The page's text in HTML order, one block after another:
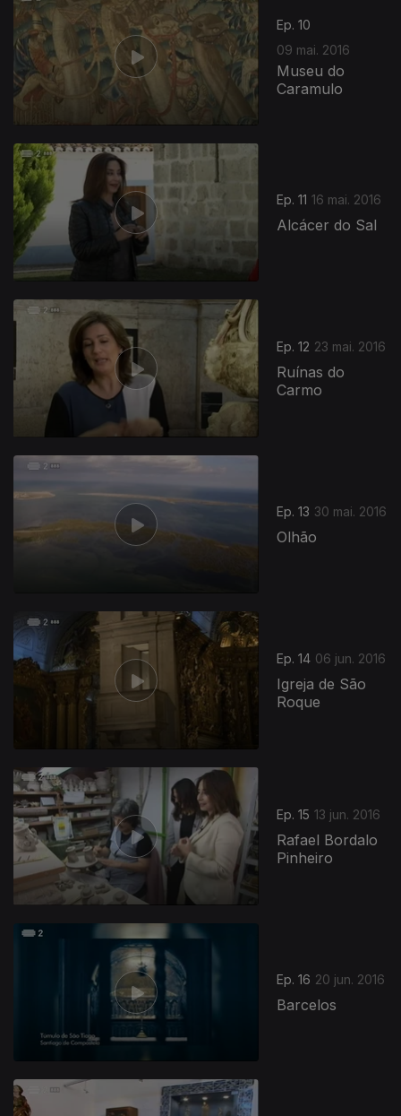
Ep. 10
09 mai. 2016
Museu do
Caramulo
Ep. 11 16 mai. 2016
Alcácer do Sal
Ep. 12 23 mai. 2016
Ruínas do
Carmo
236901
Ep. 13 30 mai. 2016
Olhão
Ep. 14 06 jun. 2016
Igreja de São
Roque
Ep. 15 13 jun. 2016
Rafael Bordalo
Pinheiro
Ep. 16 20 jun. 2016
Barcelos